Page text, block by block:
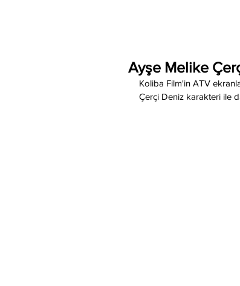
Ayşe Melike
Koliba Film'in ATV
Çerçi Deniz karakteri ile